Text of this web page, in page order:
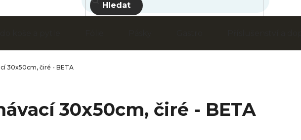
Hledat
30x50cm, čiré - BETA
30x50cm, čiré - BETA